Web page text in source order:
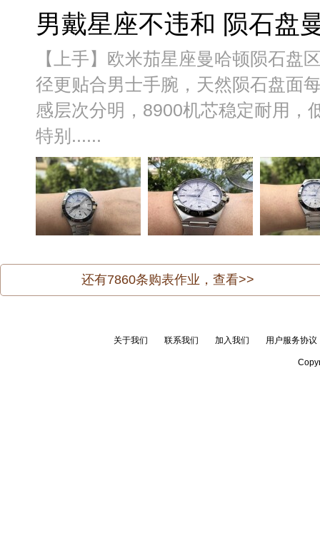
男戴星座不违和 陨石盘
【上手】欧米茄星座曼哈顿陨石盘
径更贴合男士手腕，天然陨石盘面
感层次分明，8900机芯稳定耐用，
特别......
还有7860条购表作业，查看>>
关于我们 联系我们 加入我们 用户服务协议